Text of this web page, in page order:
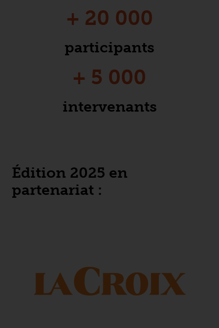
+ 20 000
participants
+ 5 000
intervenants
Édition 2025 en
partenariat :